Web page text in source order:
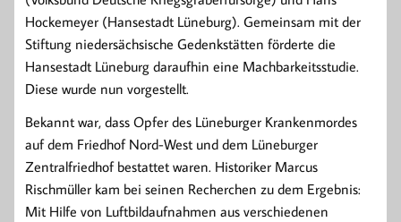
Hockemeyer (Hansestadt Lüneburg). Gemeinsam mit der
Stiftung niedersächsische Gedenkstätten förderte die
Hansestadt Lüneburg daraufhin eine Machbarkeitsstudie.
Diese wurde nun vorgestellt.
Bekannt war, dass Opfer des Lüneburger Krankenmordes
auf dem Friedhof Nord-West und dem Lüneburger
Zentralfriedhof bestattet waren. Historiker Marcus
Rischmüller kam bei seinen Recherchen zu dem Ergebnis:
Mit Hilfe von Luftbildaufnahmen aus verschiedenen